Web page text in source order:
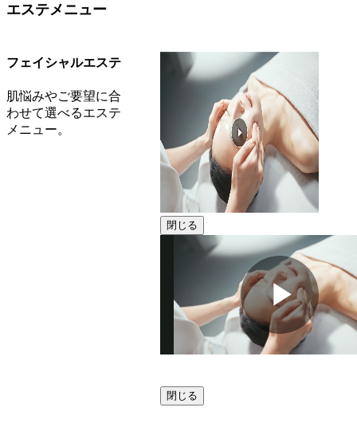
エステメニュー
フェイシャルエステ
肌悩みやご要望に合
わせて選べるエステ
メニュー。
閉じる
動
閉じる